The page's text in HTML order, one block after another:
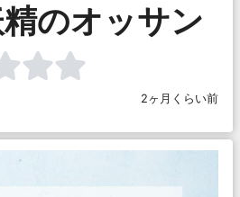
のオッサン
2ヶ月くらい前